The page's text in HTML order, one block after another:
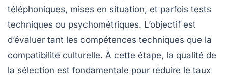
téléphoniques, mises en situation, et parfois tests
techniques ou psychométriques. L’objectif est
d’évaluer tant les compétences techniques que la
compatibilité culturelle. À cette étape, la qualité de
la sélection est fondamentale pour réduire le taux